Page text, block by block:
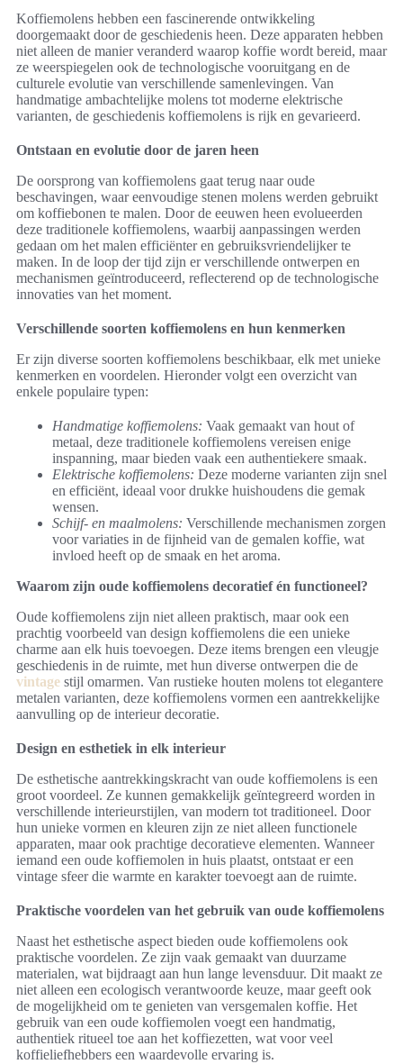
Koffiemolens hebben een fascinerende ontwikkeling
doorgemaakt door de geschiedenis heen. Deze apparaten hebben
niet alleen de manier veranderd waarop koffie wordt bereid, maar
ze weerspiegelen ook de technologische vooruitgang en de
culturele evolutie van verschillende samenlevingen. Van
handmatige ambachtelijke molens tot moderne elektrische
varianten, de geschiedenis koffiemolens is rijk en gevarieerd.
Ontstaan en evolutie door de jaren heen
De oorsprong van koffiemolens gaat terug naar oude
beschavingen, waar eenvoudige stenen molens werden gebruikt
om koffiebonen te malen. Door de eeuwen heen evolueerden
deze traditionele koffiemolens, waarbij aanpassingen werden
gedaan om het malen efficiënter en gebruiksvriendelijker te
maken. In de loop der tijd zijn er verschillende ontwerpen en
mechanismen geïntroduceerd, reflecterend op de technologische
innovaties van het moment.
Verschillende soorten koffiemolens en hun kenmerken
Er zijn diverse soorten koffiemolens beschikbaar, elk met unieke
kenmerken en voordelen. Hieronder volgt een overzicht van
enkele populaire typen:
Handmatige koffiemolens: Vaak gemaakt van hout of
metaal, deze traditionele koffiemolens vereisen enige
inspanning, maar bieden vaak een authentiekere smaak.
Elektrische koffiemolens: Deze moderne varianten zijn snel
en efficiënt, ideaal voor drukke huishoudens die gemak
wensen.
Schijf- en maalmolens: Verschillende mechanismen zorgen
voor variaties in de fijnheid van de gemalen koffie, wat
invloed heeft op de smaak en het aroma.
Waarom zijn oude koffiemolens decoratief én functioneel?
Oude koffiemolens zijn niet alleen praktisch, maar ook een
prachtig voorbeeld van design koffiemolens die een unieke
charme aan elk huis toevoegen. Deze items brengen een vleugje
geschiedenis in de ruimte, met hun diverse ontwerpen die de
vintage stijl omarmen. Van rustieke houten molens tot elegantere
metalen varianten, deze koffiemolens vormen een aantrekkelijke
aanvulling op de interieur decoratie.
Design en esthetiek in elk interieur
De esthetische aantrekkingskracht van oude koffiemolens is een
groot voordeel. Ze kunnen gemakkelijk geïntegreerd worden in
verschillende interieurstijlen, van modern tot traditioneel. Door
hun unieke vormen en kleuren zijn ze niet alleen functionele
apparaten, maar ook prachtige decoratieve elementen. Wanneer
iemand een oude koffiemolen in huis plaatst, ontstaat er een
vintage sfeer die warmte en karakter toevoegt aan de ruimte.
Praktische voordelen van het gebruik van oude koffiemolens
Naast het esthetische aspect bieden oude koffiemolens ook
praktische voordelen. Ze zijn vaak gemaakt van duurzame
materialen, wat bijdraagt aan hun lange levensduur. Dit maakt ze
niet alleen een ecologisch verantwoorde keuze, maar geeft ook
de mogelijkheid om te genieten van versgemalen koffie. Het
gebruik van een oude koffiemolen voegt een handmatig,
authentiek ritueel toe aan het koffiezetten, wat voor veel
koffieliefhebbers een waardevolle ervaring is.